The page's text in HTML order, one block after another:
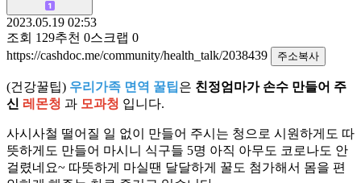
2023.05.19 02:53
조회 129추천 0스크랩 0
https://cashdoc.me/community/health_talk/2038439
주소복사
(건강꿀팁) 우리가족 면역 꿀팁은 친정엄마가 손수 만들어 주
신 레몬청 과 모과청 입니다.
사시사철 떨어질 일 없이 만들어 주시는 청으로 시원하게도 따
뜻하게도 만들어 마시니 식구들 5명 아직 아무도 코로나도 안
걸렸네요~ 따뜻하게 마실땐 달달하게 꿀도 첨가해서 몸을 편